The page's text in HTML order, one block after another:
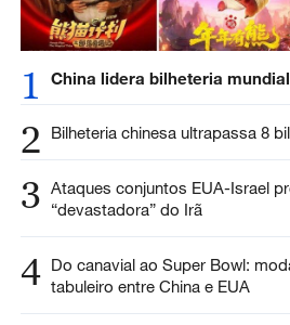
1 China lidera bilheteria
2 Bilheteria chinesa ultrapassa 8
3 Ataques conjuntos EUA-Israel
“devastadora” do Irã
4 Do canavial ao Super Bowl:
tabuleiro entre China e EUA